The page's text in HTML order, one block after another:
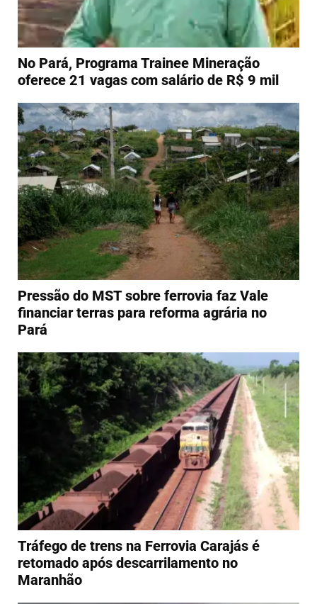
No Pará, Programa Trainee Mineração
oferece 21 vagas com salário de R$ 9 mil
Pressão do MST sobre ferrovia faz Vale
financiar terras para reforma agrária no
Pará
Tráfego de trens na Ferrovia Carajás é
retomado após descarrilamento no
Maranhão